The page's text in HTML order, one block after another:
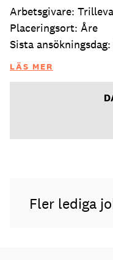
Arbetsgivare:
Placeringsort: Åre
Sista
LÄS MER
Fler lediga